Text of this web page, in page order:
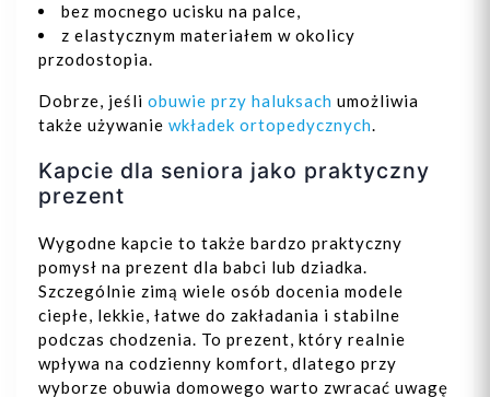
bez mocnego ucisku na palce,
z elastycznym materiałem w okolicy
przodostopia.
Dobrze, jeśli obuwie przy haluksach umożliwia
także używanie wkładek ortopedycznych.
Kapcie dla seniora jako praktyczny
prezent
Wygodne kapcie to także bardzo praktyczny
pomysł na prezent dla babci lub dziadka.
Szczególnie zimą wiele osób docenia modele
ciepłe, lekkie, łatwe do zakładania i stabilne
podczas chodzenia. To prezent, który realnie
wpływa na codzienny komfort, dlatego przy
wyborze obuwia domowego warto zwracać uwagę